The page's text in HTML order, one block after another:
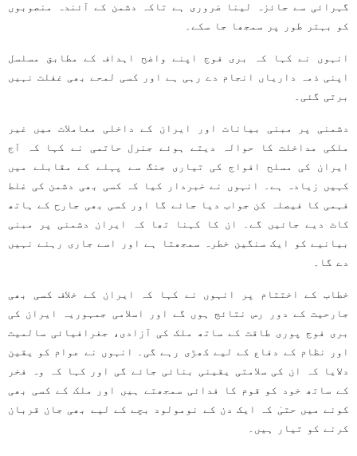
گہرائی سے جائزہ لینا ضروری ہے تاکہ دشمن کے آئندہ منصوبوں
کو بہتر طور پر سمجھا جا سکے۔
انہوں نے کہا کہ بری فوج اپنے واضح اہداف کے مطابق مسلسل
اپنی ذمہ داریاں انجام دے رہی ہے اور کسی لمحے بھی غفلت نہیں
برتی گئی۔
دشمنی پر مبنی بیانات اور ایران کے داخلی معاملات میں غیر
ملکی مداخلت کا حوالہ دیتے ہوئے جنرل حاتمی نے کہا کہ آج
ایران کی مسلح افواج کی تیاری جنگ سے پہلے کے مقابلے میں
کہیں زیادہ ہے۔ انہوں نے خبردار کیا کہ کسی بھی دشمن کی غلط
فہمی کا فیصلہ کن جواب دیا جائے گا اور کسی بھی جارح کے ہاتھ
کاٹ دیے جائیں گے۔ ان کا کہنا تھا کہ ایران دشمنی پر مبنی
بیانیے کو ایک سنگین خطرہ سمجھتا ہے اور اسے جاری رہنے نہیں
دے گا۔
خطاب کے اختتام پر انہوں نے کہا کہ ایران کے خلاف کسی بھی
جارحیت کے دور رس نتائج ہوں گے اور اسلامی جمہوریہ ایران کی
بری فوج پوری طاقت کے ساتھ ملک کی آزادی، جغرافیائی سالمیت
اور نظام کے دفاع کے لیے کھڑی رہے گی۔ انہوں نے عوام کو یقین
دلایا کہ ان کی سلامتی یقینی بنائی جائے گی اور کہا کہ وہ فخر
کے ساتھ خود کو قوم کا فدائی سمجھتے ہیں اور ملک کے کسی بھی
کونے میں حتیٰ کہ ایک دن کے نومولود بچے کے لیے بھی جان قربان
کرنے کو تیار ہیں۔